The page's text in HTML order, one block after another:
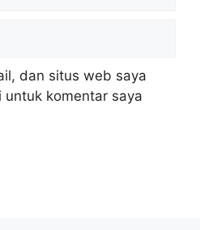
dan situs web saya
untuk komentar saya